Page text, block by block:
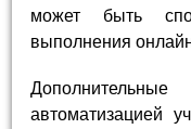
может быть
выполнения
автоматизацией